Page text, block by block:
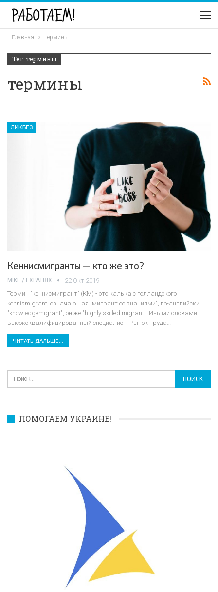
Главная термины
Тег: термины
термины
ЛИКБЕЗ
Кеннисмигранты — кто же это?
MIKE / EXPATRIX
22 Окт 2019
Термин "кеннисмигрант" (КМ) - это калька с голландского
kennismigrant, означающая "мигрант со знаниями", по-английски
"knowledgemigrant", он же "highly skilled migrant". Иными словами -
высококвалифицированный специалист. Рынок труда…
ЧИТАТЬ ДАЛЬШЕ...
ПОМОГАЕМ УКРАИНЕ!